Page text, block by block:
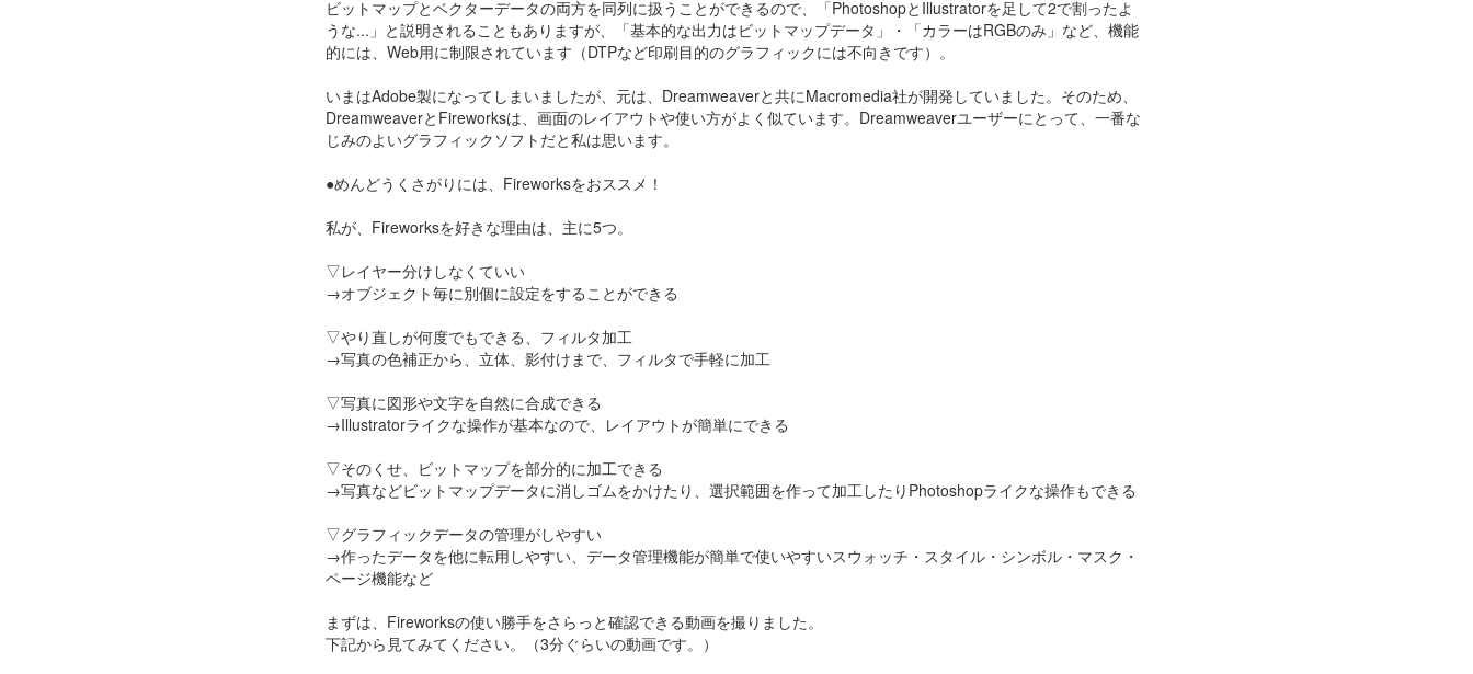
ビットマップとベクターデータの両方を同列に扱うことができるので、「PhotoshopとIllustratorを足して2で割ったよ
うな...」と説明されることもありますが、「基本的な出力はビットマップデータ」・「カラーはRGBのみ」など、機能
的には、Web用に制限されています（DTPなど印刷目的のグラフィックには不向きです）。
いまはAdobe製になってしまいましたが、元は、Dreamweaverと共にMacromedia社が開発していました。そのため、
DreamweaverとFireworksは、画面のレイアウトや使い方がよく似ています。Dreamweaverユーザーにとって、一番な
じみのよいグラフィックソフトだと私は思います。
●めんどうくさがりには、Fireworksをおススメ！
私が、Fireworksを好きな理由は、主に5つ。
▽レイヤー分けしなくていい
→オブジェクト毎に別個に設定をすることができる
▽やり直しが何度でもできる、フィルタ加工
→写真の色補正から、立体、影付けまで、フィルタで手軽に加工
▽写真に図形や文字を自然に合成できる
→Illustratorライクな操作が基本なので、レイアウトが簡単にできる
▽そのくせ、ビットマップを部分的に加工できる
→写真などビットマップデータに消しゴムをかけたり、選択範囲を作って加工したりPhotoshopライクな操作もできる
▽グラフィックデータの管理がしやすい
→作ったデータを他に転用しやすい、データ管理機能が簡単で使いやすいスウォッチ・スタイル・シンボル・マスク・
ページ機能など
まずは、Fireworksの使い勝手をさらっと確認できる動画を撮りました。
下記から見てみてください。（3分ぐらいの動画です。）